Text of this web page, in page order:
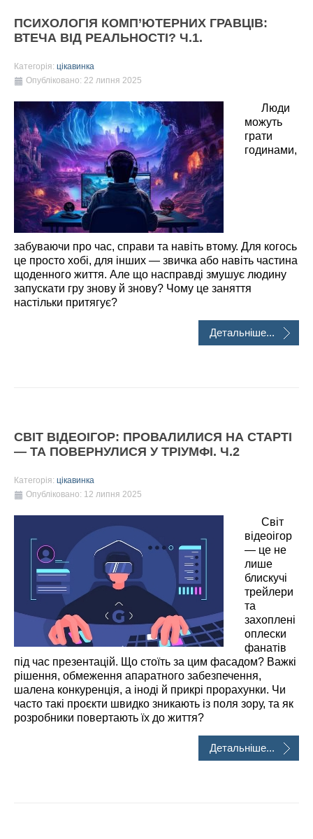
ПСИХОЛОГІЯ КОМП’ЮТЕРНИХ ГРАВЦІВ:
ВТЕЧА ВІД РЕАЛЬНОСТІ? Ч.1.
Категорія: цікавинка
Опубліковано: 22 липня 2025
Люди
можуть
грати
годинами,
забуваючи про час, справи та навіть втому. Для когось
це просто хобі, для інших — звичка або навіть частина
щоденного життя. Але що насправді змушує людину
запускати гру знову й знову? Чому це заняття
настільки притягує?
Детальніше...
СВІТ ВІДЕОІГОР: ПРОВАЛИЛИСЯ НА СТАРТІ
— ТА ПОВЕРНУЛИСЯ У ТРІУМФІ. Ч.2
Категорія: цікавинка
Опубліковано: 12 липня 2025
Світ
відеоігор
— це не
лише
блискучі
трейлери
та
захоплені
оплески
фанатів
під час презентацій. Що стоїть за цим фасадом? Важкі
рішення, обмеження апаратного забезпечення,
шалена конкуренція, а іноді й прикрі прорахунки. Чи
часто такі проєкти швидко зникають із поля зору, та як
розробники повертають їх до життя?
Детальніше...